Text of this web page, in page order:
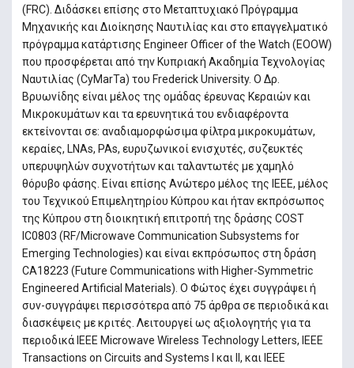
(FRC). Διδάσκει επίσης στο Μεταπτυχιακό Πρόγραμμα
Μηχανικής και Διοίκησης Ναυτιλίας και στο επαγγελματικό
πρόγραμμα κατάρτισης Engineer Officer of the Watch (EOOW)
που προσφέρεται από την Κυπριακή Ακαδημία Τεχνολογίας
Ναυτιλίας (CyMarTa) του Frederick University. Ο Δρ.
Βρυωνίδης είναι μέλος της ομάδας έρευνας Κεραιών και
Μικροκυμάτων και τα ερευνητικά του ενδιαφέροντα
εκτείνονται σε: αναδιαμορφώσιμα φίλτρα μικροκυμάτων,
κεραίες, LNAs, PAs, ευρυζωνικοί ενισχυτές, συζευκτές
υπερυψηλών συχνοτήτων και ταλαντωτές με χαμηλό
θόρυβο φάσης. Είναι επίσης Ανώτερο μέλος της IEEE, μέλος
του Τεχνικού Επιμελητηρίου Κύπρου και ήταν εκπρόσωπος
της Κύπρου στη διοικητική επιτροπή της δράσης COST
IC0803 (RF/Microwave Communication Subsystems for
Emerging Technologies) και είναι εκπρόσωπος στη δράση
CA18223 (Future Communications with Higher-Symmetric
Engineered Artificial Materials). Ο Φώτος έχει συγγράψει ή
συν-συγγράψει περισσότερα από 75 άρθρα σε περιοδικά και
διασκέψεις με κριτές. Λειτουργεί ως αξιολογητής για τα
περιοδικά IEEE Microwave Wireless Technology Letters, IEEE
Transactions on Circuits and Systems I και II, και IEEE